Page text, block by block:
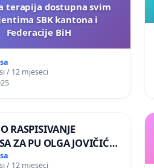
terapija dostupna svim
SBK kantona i
Federacije BiH
/ 12 mjeseci
RASPISIVANJE
ZA PU OLGA JOVIČIĆ
/ 12 mjeseci